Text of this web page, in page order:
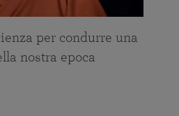
per condurre una
nostra epoca